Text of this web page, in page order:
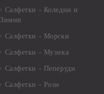
Салфетки - Коледни и
Зимни
Салфетки - Морски
Салфетки - Музика
Салфетки - Пеперуди
Салфетки - Рози